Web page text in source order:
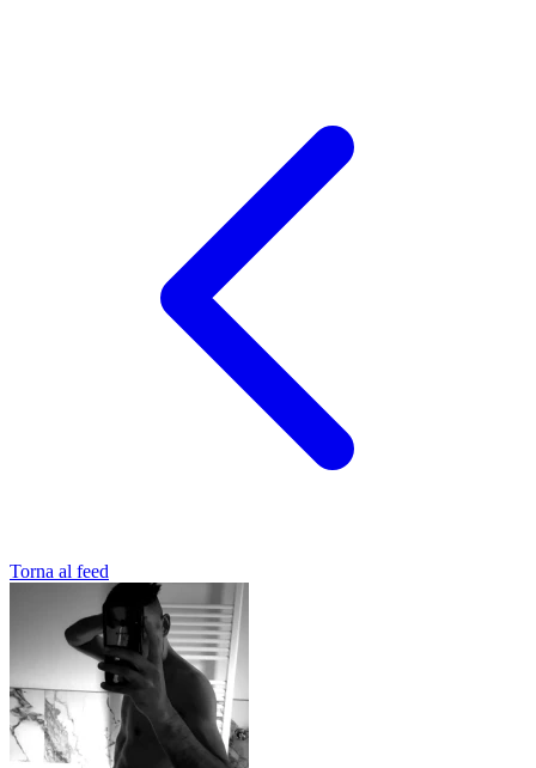
Torna al feed